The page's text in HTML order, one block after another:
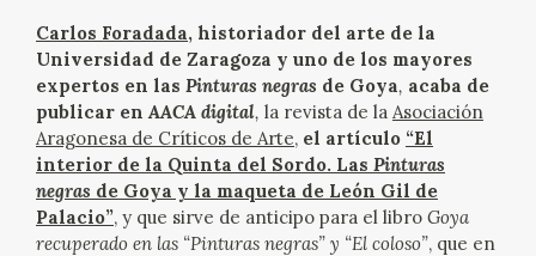
SALA DE PRENSA
BLOG CUADERNO ITALIANO
FRANCISCO DE GOYA
BIOGRAFÍA
Carlos Foradada, historiador del arte de la
Universidad de Zaragoza y uno de los mayores
expertos en las Pinturas negras de Goya, acaba de
publicar enAACA digital, la revista de la Asociación
Aragonesa de Críticos de Arte, el artículo “El
interior de la Quinta del Sordo. Las Pinturas
negras de Goya y la maqueta de León Gil de
Palacio”, y que sirve de anticipo para el libro Goya
recuperado en las “Pinturas negras” y “El coloso”, que en